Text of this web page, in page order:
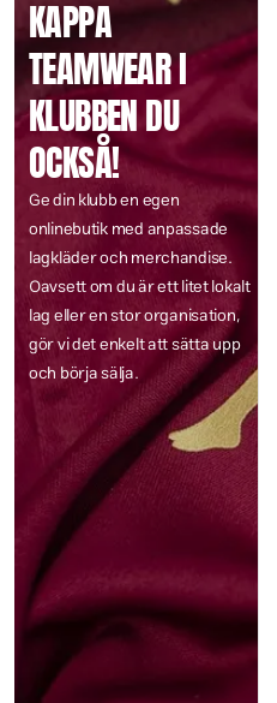
14
KAPPA
TEAMWEAR I
KLUBBEN DU
OCKSÅ!
Ge din klubb en egen
onlinebutik med anpassade
lagkläder och merchandise.
Oavsett om du är ett litet lokalt
lag eller en stor organisation,
gör vi det enkelt att sätta upp
och börja sälja.